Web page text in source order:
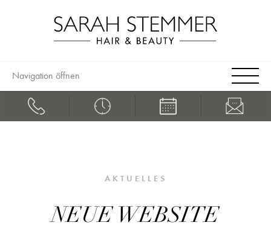
Navigation öffnen
AKTUELLES
NEUE WEBSITE